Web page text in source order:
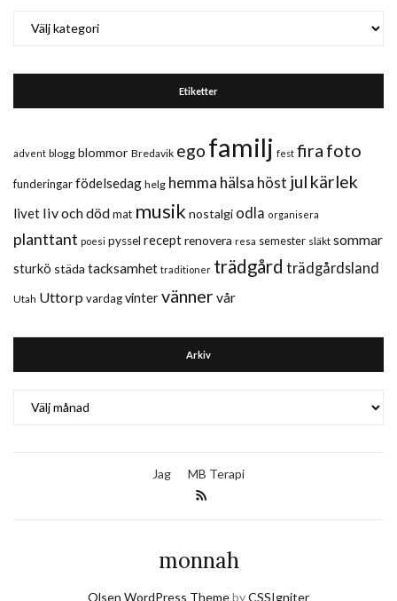
Etiketter
advent blogg blommor Bredavik ego familj fest fira foto
funderingarfödelsedag helg hemma hälsa höst jul kärlek
livet liv och dödmat musik nostalgi odla organisera
planttant poesi pyssel receptrenovera resa semester släkt sommar
sturkö städa tacksamhet traditioner trädgård trädgårdsland
Utah Uttorp vardagvintervänner vår
Arkiv
Jag MB Terapi
monnah
Olsen WordPress ThemebyCSSIgniter